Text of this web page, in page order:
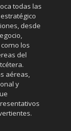
todas las
desde
los
del
aéreas,
y